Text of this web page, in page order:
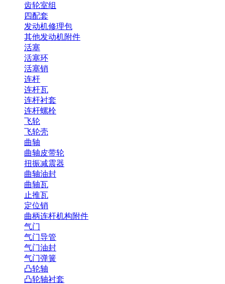
齿轮室组
四配套
发动机修理包
其他发动机附件
活塞
活塞环
活塞销
连杆
连杆瓦
连杆衬套
连杆螺栓
飞轮
飞轮壳
曲轴
曲轴皮带轮
扭振减震器
曲轴油封
曲轴瓦
止推瓦
定位销
曲柄连杆机构附件
气门
气门导管
气门油封
气门弹簧
凸轮轴
凸轮轴衬套